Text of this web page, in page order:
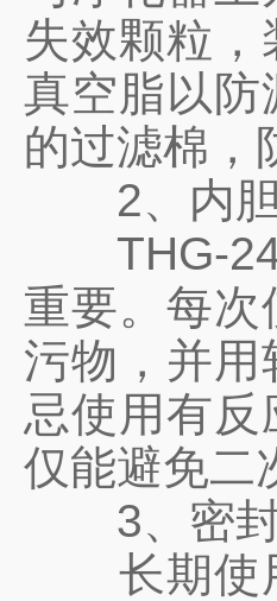
失效颗粒
真空脂以防
的过滤棉，
2、内胆
THG-24
重要。每
污物，并
忌使用有
仅能避免二
3、密封
长期使用